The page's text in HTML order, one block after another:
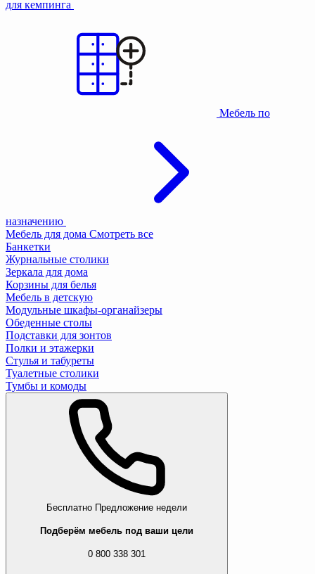
для кемпинга
Мебель по
назначению
Мебель для дома Смотреть все
Банкетки
Журнальные столики
Зеркала для дома
Корзины для белья
Мебель в детскую
Модульные шкафы-органайзеры
Обеденные столы
Подставки для зонтов
Полки и этажерки
Стулья и табуреты
Туалетные столики
Тумбы и комоды
Бесплатно Предложение недели
Подберём мебель под ваши цели
0 800 338 301